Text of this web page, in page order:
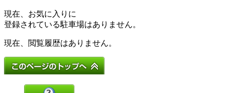
現在、お気に入りに
登録されている駐車場はありません。
現在、閲覧履歴はありません。